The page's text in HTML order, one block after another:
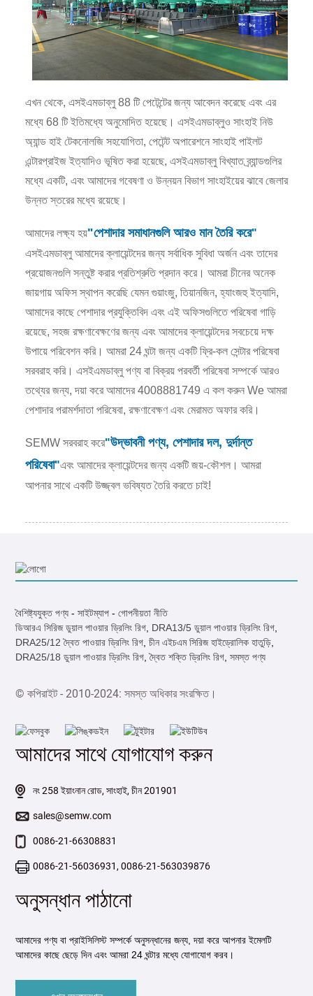
এখন থেকে, এসইএমডাব্লু 88 টি পেটেন্টের জন্য আবেদন করেছে এবং এর
মধ্যে 68 টি ইতিমধ্যে অনুমোদিত হয়েছে। এসইএমডাব্লুও সাংহাই নিউ
অ্যান্ড হাই টেকনোলজি সহযোগিতা, পেটেন্ট অপারেশনে সাংহাই পাইলট
এন্টারপ্রাইজ ইত্যাদিও ভূষিত করা হয়েছে, এসইএমডাব্লু বিখ্যাত ব্র্যান্ডগুলির
মধ্যে একটি, এবং আমাদের গবেষণা ও উন্নয়ন বিভাগ সাংহাইয়ের ঝাবে জেলার
উন্নত স্তরের মধ্যে রয়েছে।
আমাদের লক্ষ্য হয়"পেশাদার সমাধানগুলি আরও মান তৈরি করে"
এসইএমডাব্লু আমাদের ক্লায়েন্টদের জন্য সর্বাধিক সুবিধা অর্জন এবং তাদের
প্রয়োজনগুলি সন্তুষ্ট করার প্রতিশ্রুতি প্রদান করে। আমরা চীনের অনেক
জায়গায় অফিস স্থাপন করেছি যেমন গুয়াংজু, তিয়ানজিন, হ্যাংজহু ইত্যাদি,
আমাদের কাছে পেশাদার প্রযুক্তিবিদ এবং এই অফিসগুলিতে পরিষেবা গাড়ি
রয়েছে, সহজ রক্ষণাবেক্ষণের জন্য এবং আমাদের ক্লায়েন্টদের সবচেয়ে দক্ষ
উপায়ে পরিবেশন করি। আমরা 24 ঘন্টা জন্য একটি ফ্রি-কল সেন্টার পরিষেবা
সরবরাহ করি। এসইএমডাব্লু পণ্য বা বিক্রয় পরবর্তী পরিষেবা সম্পর্কে আরও
তথ্যের জন্য, দয়া করে আমাদের 4008881749 এ কল করুন We আমরা
পেশাদার পরামর্শদাতা পরিষেবা, রক্ষণাবেক্ষণ এবং মেরামত অফার করি।
SEMW সরবরাহ করে"উদ্ভাবনী পণ্য, পেশাদার দল, দুর্দান্ত
পরিষেবা"এবং আমাদের ক্লায়েন্টদের জন্য একটি জয়-কৌশল। আমরা
আপনার সাথে একটি উজ্জ্বল ভবিষ্যত তৈরি করতে চাই!
বৈশিষ্ট্যযুক্ত পণ্য -সাইটম্যাপ -গোপনীয়তা নীতি
ডিআরএ সিরিজ ডুয়াল পাওয়ার ড্রিলিং রিগ DRA13/5 ডুয়াল পাওয়ার ড্রিলিং রিগ
DRA25/12 দ্বৈত পাওয়ার ড্রিলিং রিগ ,চীন এইচএম সিরিজ হাইড্রোলিক হাতুড়ি
DRA25/18 ডুয়াল পাওয়ার ড্রিলিং রিগ ,দ্বৈত শক্তি ড্রিলিং রিগ ,সমস্ত পণ্য
© কপিরাইট - 2010-2024: সমস্ত অধিকার সংরক্ষিত।
আমাদের সাথে যোগাযোগ করুন
নং 258 ইয়াংনান রোড, সাংহাই, চীন 201901
sales@semw.com
0086-21-66308831
0086-21-56036931, 0086-21-563039876
অনুসন্ধান পাঠানো
আমাদের পণ্য বা প্রাইসিলিস্ট সম্পর্কে অনুসন্ধানের জন্য, দয়া করে আপনার ইমেলটি
আমাদের কাছে ছেড়ে দিন এবং আমরা 24 ঘন্টার মধ্যে যোগাযোগ করব।